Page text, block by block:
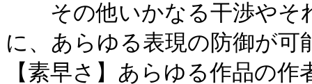
その他いかなる干渉やそ
に、あらゆる表現の防御が可
【素早さ】あらゆる作品の